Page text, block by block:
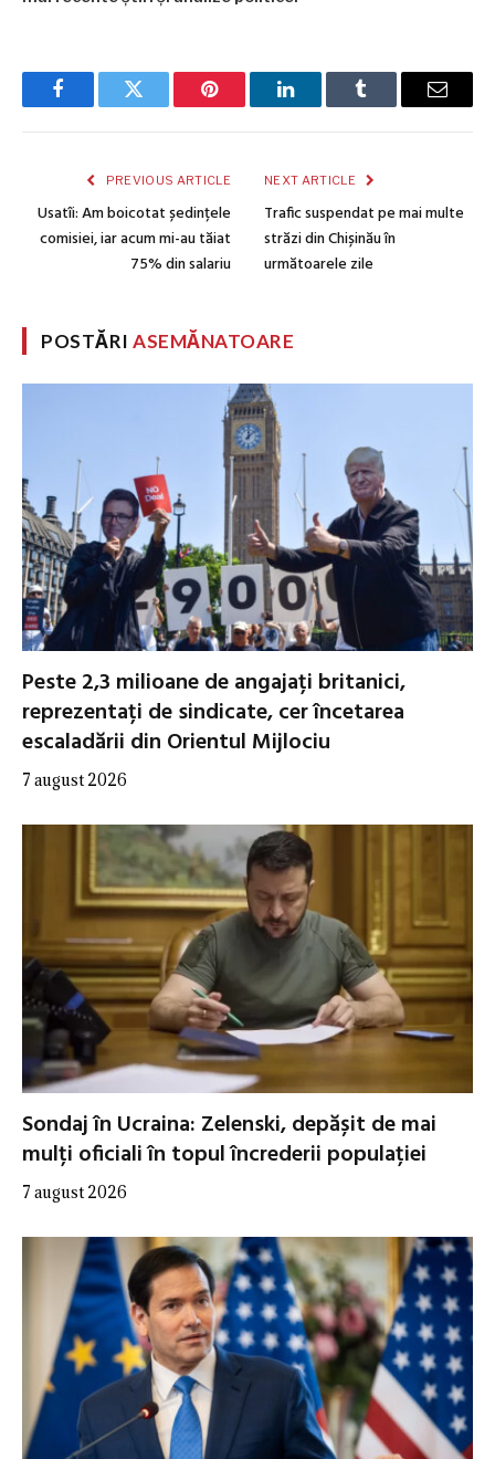
FacebookTwitter Pinterest LinkedInTumblr Email
PREVIOUS ARTICLE
Usatîi: Am boicotat ședințele
comisiei, iar acum mi-au tăiat
75% din salariu
NEXT ARTICLE
Trafic suspendat pe mai multe
străzi din Chișinău în
următoarele zile
POSTĂRIASEMĂNATOARE
Peste 2,3 milioane de angajați britanici,
reprezentați de sindicate, cer încetarea
escaladării din Orientul Mijlociu
7 august 2026
Sondaj în Ucraina: Zelenski, depășit de mai
mulți oficiali în topul încrederii populației
7 august 2026